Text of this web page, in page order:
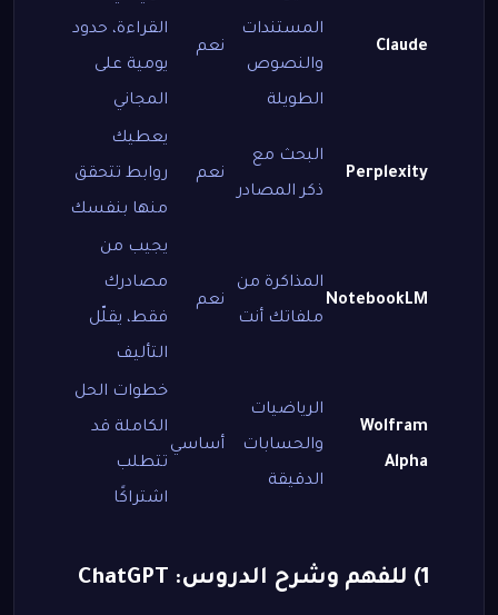
Claude
المستندات
والنصوص
الطويلة
نعم
القراءة، حدود
يومية على
المجاني
Perplexity
البحث مع
ذكر المصادر
نعم
يعطيك
روابط تتحقق
منها بنفسك
NotebookLM
المذاكرة من
ملفاتك أنت
نعم
يجيب من
مصادرك
فقط، يقلّل
التأليف
Wolfram
Alpha
الرياضيات
والحسابات
الدقيقة
أساسي
خطوات الحل
الكاملة قد
تتطلب
اشتراكًا
1) للفهم وشرح الدروس: ChatGPT